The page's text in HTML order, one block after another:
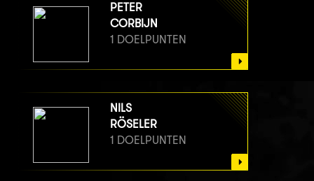
PETER
CORBIJN
1 DOELPUNTEN
NILS
RÖSELER
1 DOELPUNTEN